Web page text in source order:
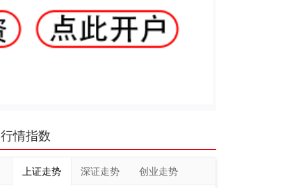
行情指数
上证走势 深证走势 创业走势